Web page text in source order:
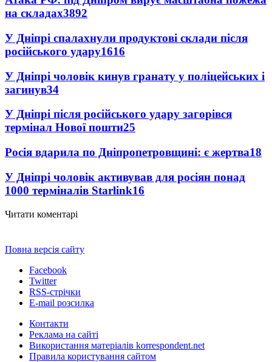
на складах3892
У Дніпрі спалахнули продуктові склади після
російського удару1616
У Дніпрі чоловік кинув гранату у поліцейських і
загинув34
У Дніпрі після російського удару загорівся
термінал Нової пошти25
Росія вдарила по Дніпропетровщині: є жертва18
У Дніпрі чоловік активував для росіян понад
1000 терміналів Starlink16
Читати коментарі
Повна версія сайту
Facebook
Twitter
RSS-стрічки
E-mail розсилка
Контакти
Реклама на сайті
Використання матеріалів korrespondent.net
Правила користування сайтом